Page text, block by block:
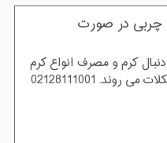
چربی در صورت
دنبال کرم و مصرف انواع کرم
02128111001